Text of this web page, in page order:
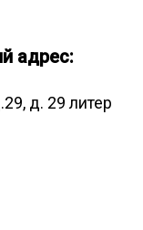
адрес:
д. 29 литер